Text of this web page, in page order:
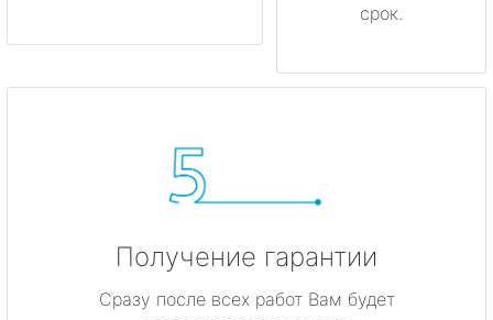
срок.
Получение гарантии
Сразу после всех работ Вам будет